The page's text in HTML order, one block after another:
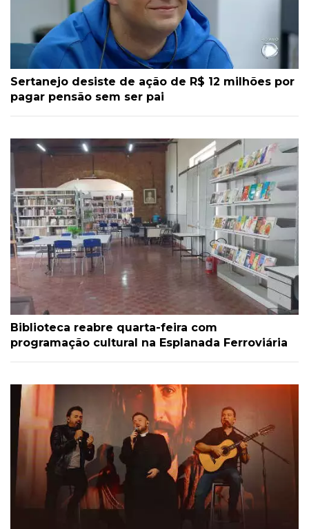
Sertanejo desiste de ação de R$ 12 milhões por
pagar pensão sem ser pai
Biblioteca reabre quarta-feira com
programação cultural na Esplanada Ferroviária